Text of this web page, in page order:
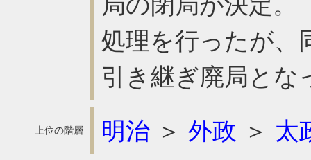
処理を行ったが、
引き継ぎ廃局とな
上位の階層 明治 ＞ 外政 ＞ 太